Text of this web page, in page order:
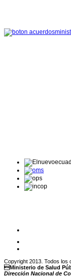
Copyright 2013. Todos los
Ministerio de Salud
Dirección Nacional de